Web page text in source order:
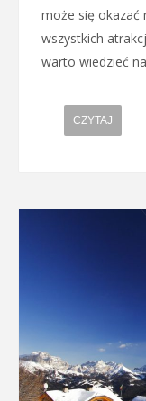
może się okazać
wszystkich
warto wiedzieć
CZYTAJ